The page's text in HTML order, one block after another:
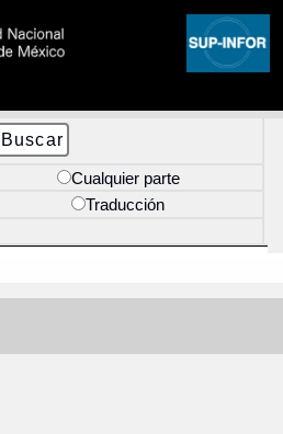
Cualquier parte
Traducción